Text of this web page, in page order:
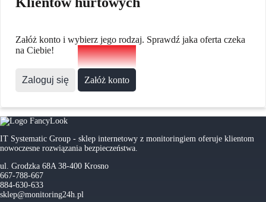
Załóż konto i wybierz jego rodzaj. Sprawdź jaka oferta czeka
na Ciebie!
Zaloguj się Załóż konto
IT Systematic Group - sklep internetowy z monitoringiem oferuje klientom
nowoczesne rozwiązania bezpieczeństwa.
ul. Grodzka 68A 38-400 Krosno
667-788-667
884-630-633
sklep@monitoring24h.pl